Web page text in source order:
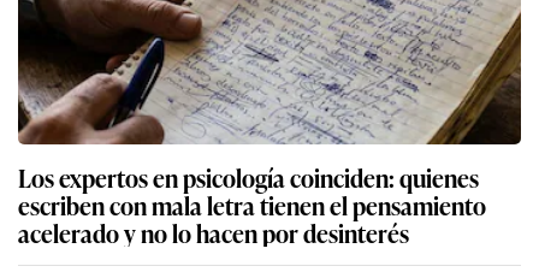
Los expertos en psicología coinciden: quienes
escriben con mala letra tienen el pensamiento
acelerado y no lo hacen por desinterés